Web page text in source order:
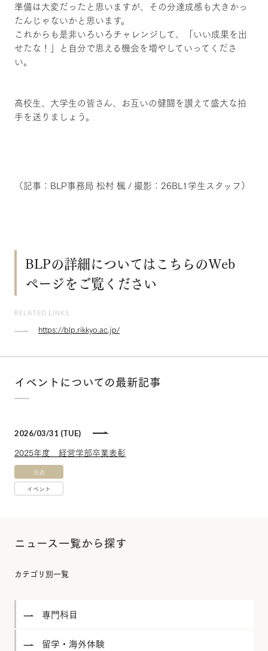
準備は大変だったと思いますが、その分達成感も大きかっ
たんじゃないかと思います。
これからも是非いろいろチャレンジして、「いい成果を出
せたな！」と自分で思える機会を増やしていってくださ
い。
高校生、大学生の皆さん、お互いの健闘を讃えて盛大な拍
手を送りましょう。
（記事：BLP事務局 松村 楓 / 撮影：26BL1学生スタッフ）
BLPの詳細についてはこちらのWeb
ページをご覧ください
RELATED LINKS
https://blp.rikkyo.ac.jp/
イベントについての最新記事
2025年度 経営学部卒業表彰
共通
イベント
2026/03/31 (TUE)
ニュース一覧から探す
カテゴリ別一覧
専門科目
留学・海外体験